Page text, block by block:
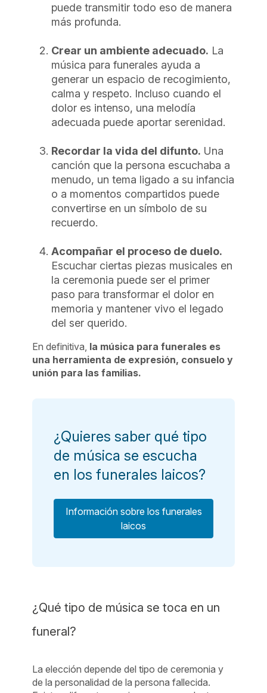
puede transmitir todo eso de manera
más profunda.
Crear un ambiente adecuado. La
música para funerales ayuda a
generar un espacio de recogimiento,
calma y respeto. Incluso cuando el
dolor es intenso, una melodía
adecuada puede aportar serenidad.
Recordar la vida del difunto. Una
canción que la persona escuchaba a
menudo, un tema ligado a su infancia
o a momentos compartidos puede
convertirse en un símbolo de su
recuerdo.
Acompañar el proceso de duelo.
Escuchar ciertas piezas musicales en
la ceremonia puede ser el primer
paso para transformar el dolor en
memoria y mantener vivo el legado
del ser querido.
En definitiva, la música para funerales es
una herramienta de expresión, consuelo y
unión para las familias.
¿Quieres saber qué tipo
de música se escucha
en los funerales laicos?
Información sobre los funerales
laicos
¿Qué tipo de música se toca en un
funeral?
La elección depende del tipo de ceremonia y
de la personalidad de la persona fallecida.